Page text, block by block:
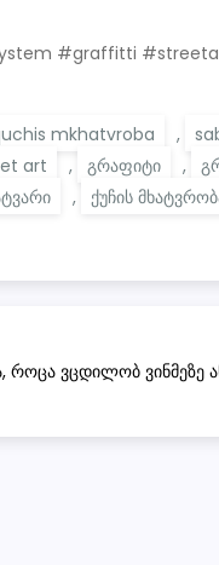
#graffitti
mkhatvroba ,
art , გრაფიტი ,
, ქუჩის
როცა ვცდილობ ვინმეზე